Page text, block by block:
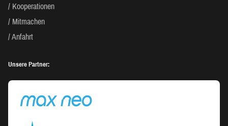
Kooperationen
Mitmachen
Anfahrt
Unsere Partner: